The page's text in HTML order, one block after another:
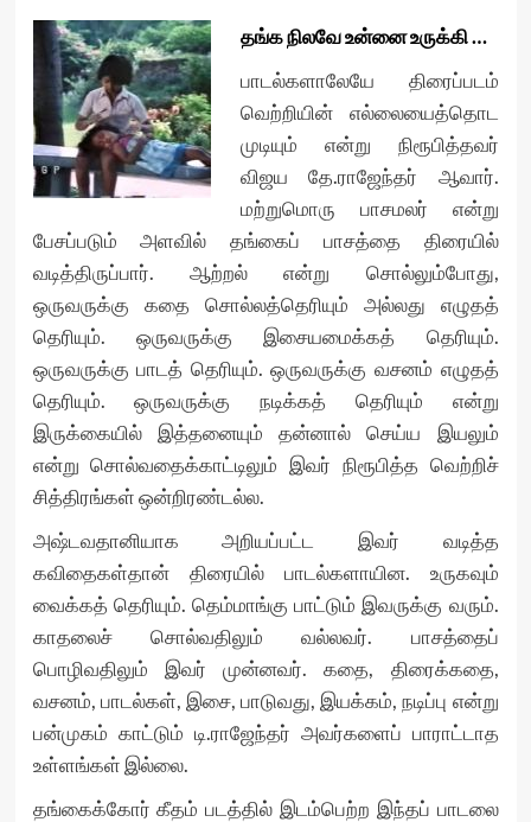
தங்க நிலவே உன்னை உருக்கி …
பாடல்களாலேயே திரைப்படம்
வெற்றியின் எல்லையைத்தொட
முடியும் என்று நிரூபித்தவர்
விஜய தே.ராஜேந்தர் ஆவார்.
மற்றுமொரு பாசமலர் என்று
பேசப்படும் அளவில் தங்கைப் பாசத்தை திரையில்
வடித்திருப்பார். ஆற்றல் என்று சொல்லும்போது,
ஒருவருக்கு கதை சொல்லத்தெரியும் அல்லது எழுதத்
தெரியும். ஒருவருக்கு இசையமைக்கத் தெரியும்.
ஒருவருக்கு பாடத் தெரியும். ஒருவருக்கு வசனம் எழுதத்
தெரியும். ஒருவருக்கு நடிக்கத் தெரியும் என்று
இருக்கையில் இத்தனையும் தன்னால் செய்ய இயலும்
என்று சொல்வதைக்காட்டிலும் இவர் நிரூபித்த வெற்றிச்
சித்திரங்கள் ஒன்றிரண்டல்ல.
அஷ்டவதானியாக அறியப்பட்ட இவர் வடித்த
கவிதைகள்தான் திரையில் பாடல்களாயின. உருகவும்
வைக்கத் தெரியும். தெம்மாங்கு பாட்டும் இவருக்கு வரும்.
காதலைச் சொல்வதிலும் வல்லவர். பாசத்தைப்
பொழிவதிலும் இவர் முன்னவர். கதை, திரைக்கதை,
வசனம், பாடல்கள், இசை, பாடுவது, இயக்கம், நடிப்பு என்று
பன்முகம் காட்டும் டி.ராஜேந்தர் அவர்களைப் பாராட்டாத
உள்ளங்கள் இல்லை.
தங்கைக்கோர் கீதம் படத்தில் இடம்பெற்ற இந்தப் பாடலை